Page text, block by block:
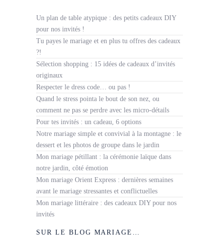
Un plan de table atypique : des petits cadeaux DIY
pour nos invités !
Tu payes le mariage et en plus tu offres des cadeaux
?!
Sélection shopping : 15 idées de cadeaux d’invités
originaux
Respecter le dress code… ou pas !
Quand le stress pointa le bout de son nez, ou
comment ne pas se perdre avec les micro-détails
Pour tes invités : un cadeau, 6 options
Notre mariage simple et convivial à la montagne : le
dessert et les photos de groupe dans le jardin
Mon mariage pétillant : la cérémonie laïque dans
notre jardin, côté émotion
Mon mariage Orient Express : dernières semaines
avant le mariage stressantes et conflictuelles
Mon mariage littéraire : des cadeaux DIY pour nos
invités
SUR LE BLOG MARIAGE…